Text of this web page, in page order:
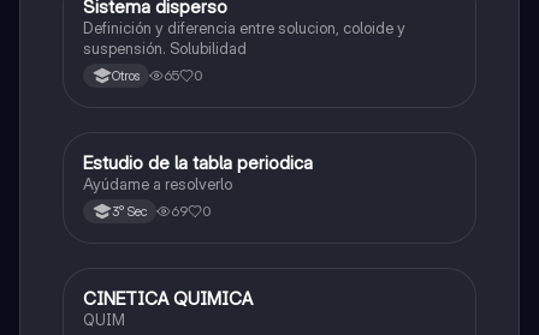
Química
Sistema disperso
Definición y diferencia entre solucion, coloide y
suspensión. Solubilidad
Otros 65 0
Química
Estudio de la tabla periodica
Ayúdame a resolverlo
3° Sec 69 0
Química
CINETICA QUIMICA
QUIM